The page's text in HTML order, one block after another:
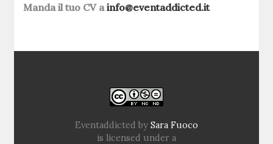
Manda il tuo CV ainfo@eventaddicted.it
Eventaddicted by Sara Fuoco
is licensed under a